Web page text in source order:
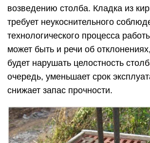
возведению столба. Кладка из
требует неукоснительного
технологического процесса
может быть и речи об
будет нарушать целостность
очередь, уменьшает срок
снижает запас прочности.